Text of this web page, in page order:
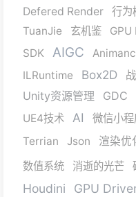
Defered Render
行为
TuanJie
玄机鉴
SDK
AIGC
ILRuntime
Box2D
Unity资源管理 GDC
UE4技术
AI 微信小
Terrian Json 渲染优
数值系统
消逝的光芒
Houdini GPU